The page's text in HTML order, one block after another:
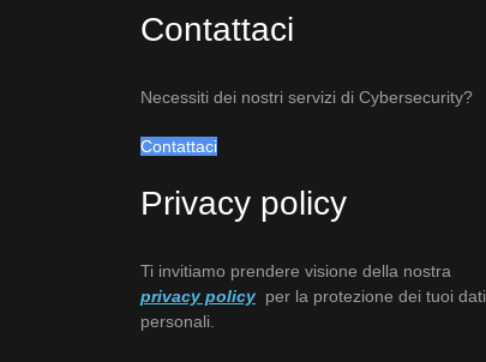
Contattaci
Necessiti dei nostri servizi di Cybersecurity?
Contattaci
Privacy policy
Ti invitiamo prendere visione della nostra
privacy policy per la protezione dei tuoi dati
personali.